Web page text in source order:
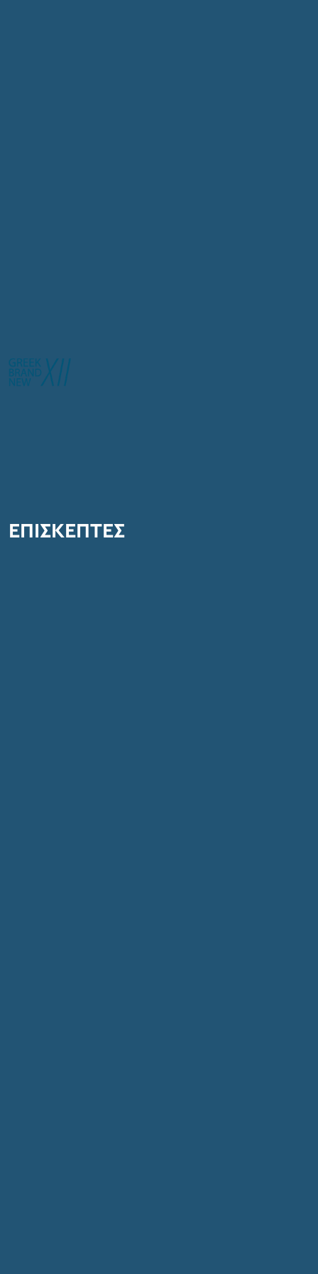
ΕΠΙΣΚΕΠΤΕΣ